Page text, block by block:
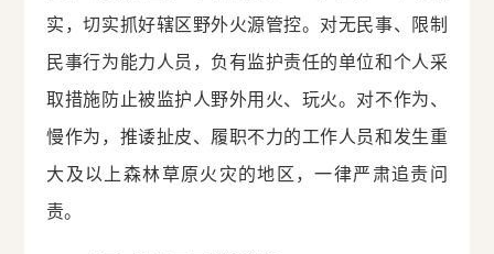
实，切实抓好辖区野外火源管控。对无民事、限制
民事行为能力人员，负有监护责任的单位和个人采
取措施防止被监护人野外用火、玩火。对不作为、
慢作为，推诿扯皮、履职不力的工作人员和发生重
大及以上森林草原火灾的地区，一律严肃追责问
责。